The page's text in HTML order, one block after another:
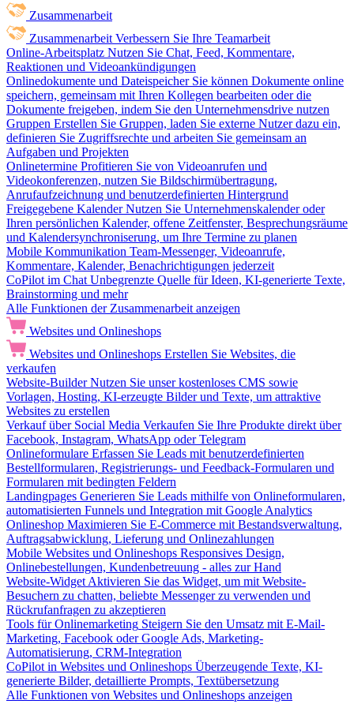
Zusammenarbeit
Zusammenarbeit Verbessern Sie Ihre Teamarbeit
Online-Arbeitsplatz Nutzen Sie Chat, Feed, Kommentare,
Reaktionen und Videoankündigungen
Onlinedokumente und Dateispeicher Sie können Dokumente online
speichern, gemeinsam mit Ihren Kollegen bearbeiten oder die
Dokumente freigeben, indem Sie den Unternehmensdrive nutzen
Gruppen Erstellen Sie Gruppen, laden Sie externe Nutzer dazu ein,
definieren Sie Zugriffsrechte und arbeiten Sie gemeinsam an
Aufgaben und Projekten
Onlinetermine Profitieren Sie von Videoanrufen und
Videokonferenzen, nutzen Sie Bildschirmübertragung,
Anrufaufzeichnung und benutzerdefinierten Hintergrund
Freigegebene Kalender Nutzen Sie Unternehmenskalender oder
Ihren persönlichen Kalender, offene Zeitfenster, Besprechungsräume
und Kalendersynchroniserung, um Ihre Termine zu planen
Mobile Kommunikation Team-Messenger, Videoanrufe,
Kommentare, Kalender, Benachrichtigungen jederzeit
CoPilot im Chat Unbegrenzte Quelle für Ideen, KI-generierte Texte,
Brainstorming und mehr
Alle Funktionen der Zusammenarbeit anzeigen
Websites und Onlineshops
Websites und Onlineshops Erstellen Sie Websites, die
verkaufen
Website-Builder Nutzen Sie unser kostenloses CMS sowie
Vorlagen, Hosting, KI-erzeugte Bilder und Texte, um attraktive
Websites zu erstellen
Verkauf über Social Media Verkaufen Sie Ihre Produkte direkt über
Facebook, Instagram, WhatsApp oder Telegram
Onlineformulare Erfassen Sie Leads mit benutzerdefinierten
Bestellformularen, Registrierungs- und Feedback-Formularen und
Formularen mit bedingten Feldern
Landingpages Generieren Sie Leads mithilfe von Onlineformularen,
automatisierten Funnels und Integration mit Google Analytics
Onlineshop Maximieren Sie E-Commerce mit Bestandsverwaltung,
Auftragsabwicklung, Lieferung und Onlinezahlungen
Mobile Websites und Onlineshops Responsives Design,
Onlinebestellungen, Kundenbetreuung - alles zur Hand
Website-Widget Aktivieren Sie das Widget, um mit Website-
Besuchern zu chatten, beliebte Messenger zu verwenden und
Rückrufanfragen zu akzeptieren
Tools für Onlinemarketing Steigern Sie den Umsatz mit E-Mail-
Marketing, Facebook oder Google Ads, Marketing-
Automatisierung, CRM-Integration
CoPilot in Websites und Onlineshops Überzeugende Texte, KI-
generierte Bilder, detaillierte Prompts, Textübersetzung
Alle Funktionen von Websites und Onlineshops anzeigen